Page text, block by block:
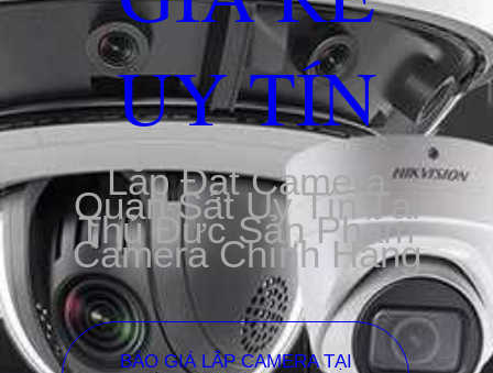
UY TÍN
Lắp Đặt Camera
Quan Sát Uy Tín Tại
Thủ Đức Sản Phẩm
Camera Chính Hãng
BÁO GIÁ LẮP CAMERA TẠI